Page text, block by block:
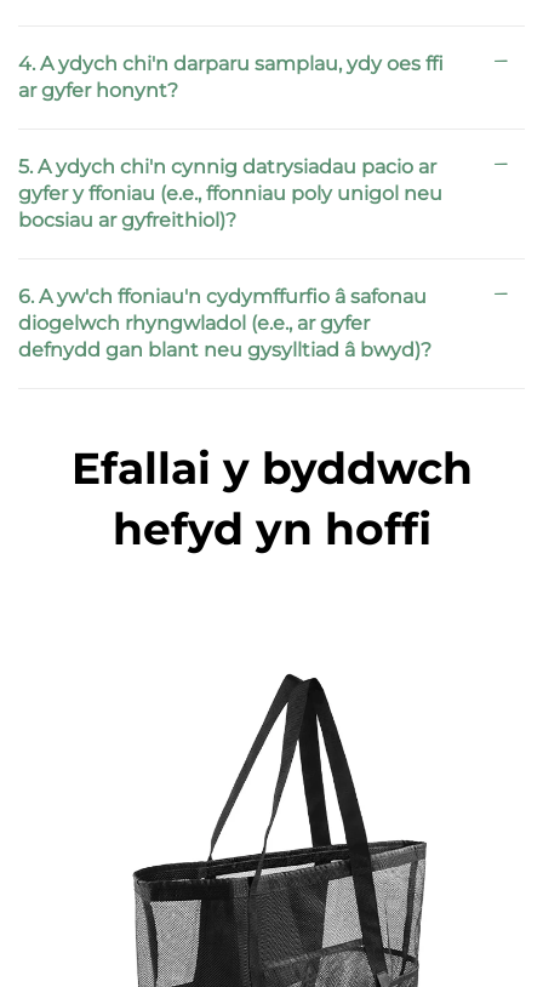
4. A ydych chi'n darparu samplau, ydy oes ffi
ar gyfer honynt?
5. A ydych chi'n cynnig datrysiadau pacio ar
gyfer y ffoniau (e.e., ffonniau poly unigol neu
bocsiau ar gyfreithiol)?
6. A yw'ch ffoniau'n cydymffurfio â safonau
diogelwch rhyngwladol (e.e., ar gyfer
defnydd gan blant neu gysylltiad â bwyd)?
Efallai y byddwch
hefyd yn hoffi